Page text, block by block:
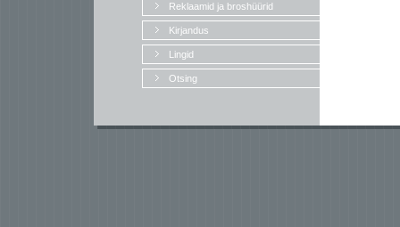
Reklaamid ja broshüürid
Kirjandus
Lingid
Otsing